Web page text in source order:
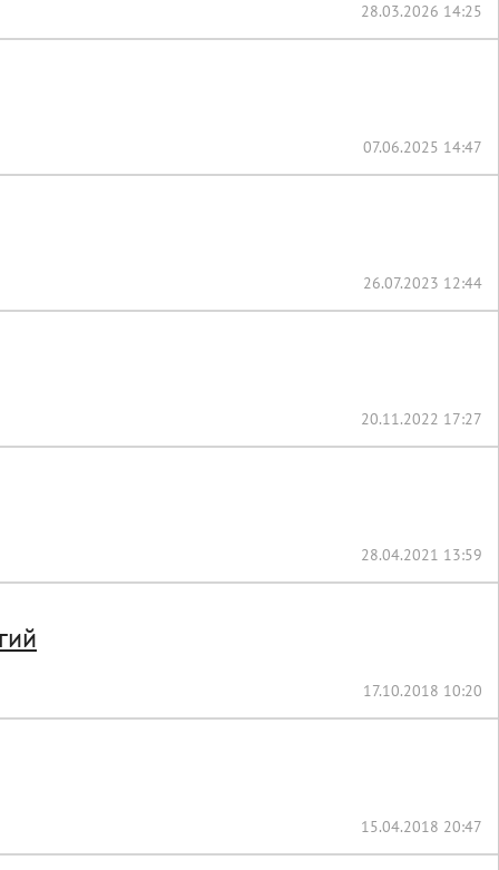
28.03.2026 14:25
07.06.2025 14:47
26.07.2023 12:44
20.11.2022 17:27
28.04.2021 13:59
17.10.2018 10:20
15.04.2018 20:47